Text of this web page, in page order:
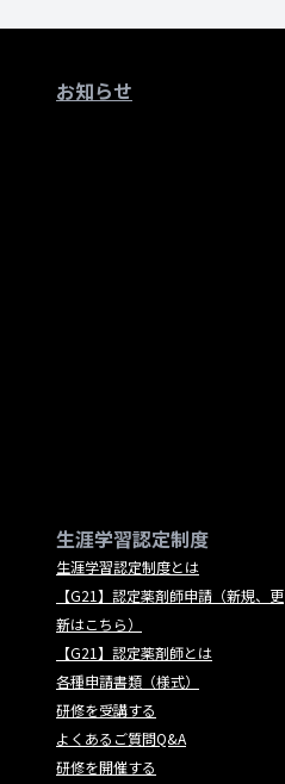
お知らせ
生涯学習認定制度
生涯学習認定制度とは
【G21】認定薬剤師申請（新規、更
新はこちら）
【G21】認定薬剤師とは
各種申請書類（様式）
研修を受講する
よくあるご質問Q&A
研修を開催する